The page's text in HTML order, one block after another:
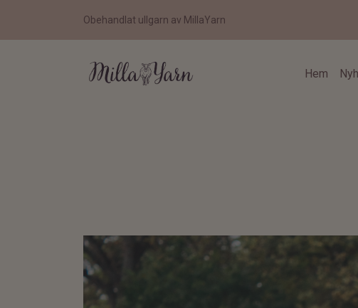
Obehandlat ullgarn av MillaYarn
Hem